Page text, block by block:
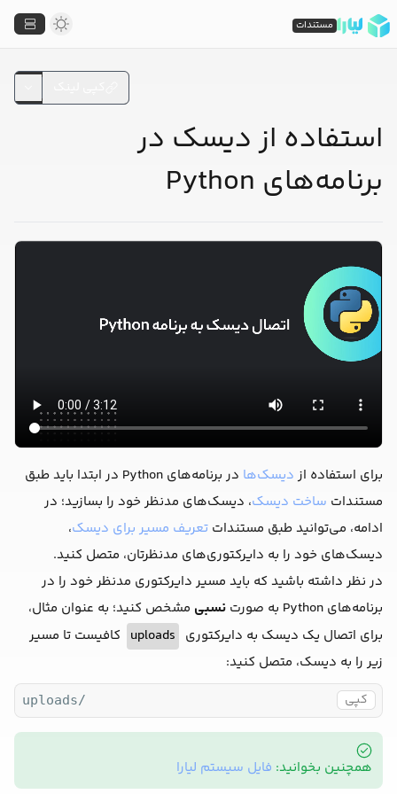
استفاده از دیسک در
برنامه‌های Python
برای استفاده ازدیسک‌ها
در برنامه‌های Python در ابتدا باید طبق
مستندات ساخت دیسک، دیسک‌های مدنظر خود را بسازید؛ در
ادامه، می‌توانید طبق مستندات تعریف مسیر برای دیسک،
دیسک‌های خود را به دایرکتوری‌های مدنظرتان، متصل کنید.
در نظر داشته باشید که باید مسیر دایرکتوری مدنظر خود را در
برنامه‌های Python به صورت
نسبی مشخص کنید؛ به عنوان مثال،
برای اتصال یک دیسک به دایرکتوری uploads کافیست تا مسیر
زیر را به دیسک، متصل کنید:
کپی uploads/
همچنین بخوانید: فایل سیستم لیارا
مستندات